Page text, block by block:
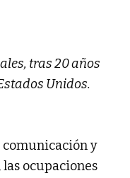
tras 20 años
Unidos.
comunicación y
, las ocupaciones